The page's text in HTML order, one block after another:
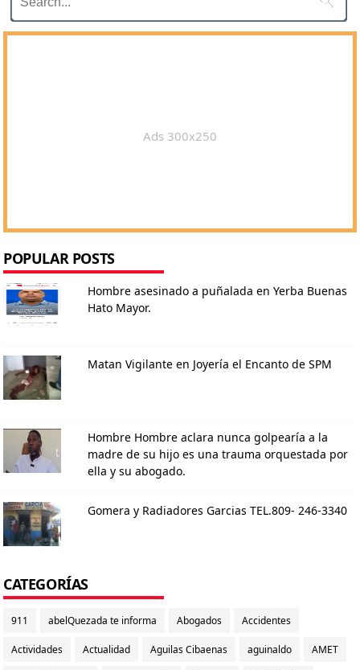
Ads 300x250
POPULAR POSTS
Hombre asesinado a puñalada en Yerba Buenas
Hato Mayor.
Matan Vigilante en Joyería el Encanto de SPM
Hombre Hombre aclara nunca golpearía a la
madre de su hijo es una trauma orquestada por
ella y su abogado.
Gomera y Radiadores Garcias TEL.809- 246-3340
CATEGORÍAS
911 abelQuezada te informa Abogados Accidentes
Actividades Actualidad Aguilas Cibaenas aguinaldo AMET